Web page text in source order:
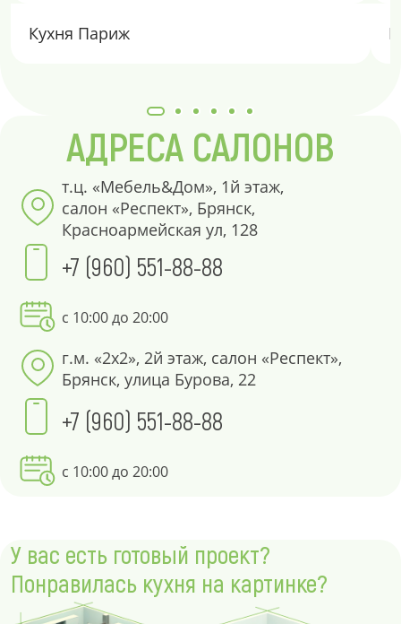
Кухня Париж
АДРЕСА САЛОНОВ
т.ц. «Мебель&Дом», 1й этаж,
салон «Респект», Брянск,
Красноармейская ул, 128
+7 (960) 551-88-88
с 10:00 до 20:00
г.м. «2х2», 2й этаж, салон «Респект»,
Брянск, улица Бурова, 22
+7 (960) 551-88-88
с 10:00 до 20:00
У вас есть готовый проект?
Понравилась кухня на картинке?